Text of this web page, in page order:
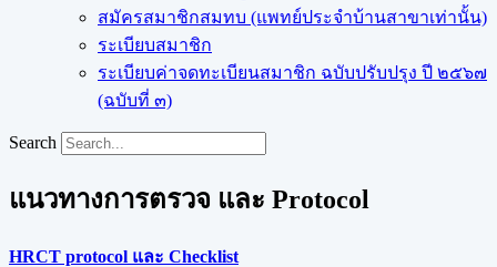
สมัครสมาชิกสมทบ (แพทย์ประจำบ้านสาขาเท่านั้น)
ระเบียบสมาชิก
ระเบียบค่าจดทะเบียนสมาชิก ฉบับปรับปรุง ปี ๒๕๖๗
(ฉบับที่ ๓)
Search
แนวทางการตรวจ และ Protocol
HRCT protocol และ Checklist